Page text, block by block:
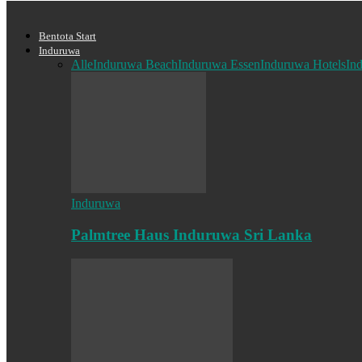
Bentota Start
Induruwa
AlleInduruwa BeachInduruwa EssenInduruwa Hotels
Induruwa
Palmtree Haus Induruwa Sri Lanka